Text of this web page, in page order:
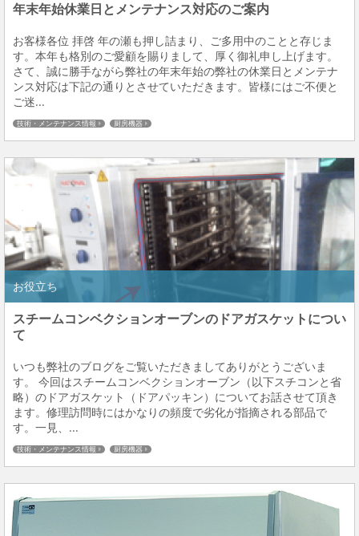
年末年始休業日とメンテナンス対応のご案内
お客様各位 拝啓 年の瀬も押し詰まり、ご多用中のことと存じま
す。本年も格別のご愛顧を賜りまして、厚く御礼申し上げます。
さて、誠に勝手ながら弊社の年末年始の弊社の休業日とメンテナ
ンス対応は下記の通りとさせていただきます。皆様にはご不便と
ご迷...
技術・メンテナンス情報 厨房機器
お役立ち
スチームコンベクションオーブンのドアガスケットについ
て
いつも弊社のブログをご覧いただきましてありがとうございま
す。 今回はスチームコンベクションオーブン（以下スチコンと省
略）のドアガスケット（ドアパッキン）についてお話させて頂き
ます。修理訪問時にはかなりの頻度で劣化が指摘される部品で
す。一見、...
技術・メンテナンス情報 厨房機器